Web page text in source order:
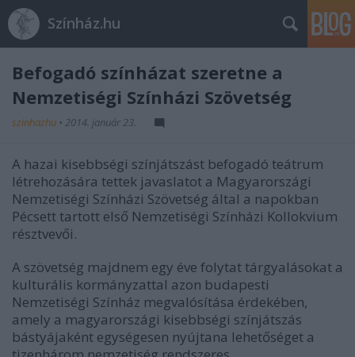
Színház.hu
Befogadó színházat szeretne a
Nemzetiségi Színházi Szövetség
szinhazhu • 2014. január 23.
A hazai kisebbségi színjátszást befogadó teátrum
létrehozására tettek javaslatot a Magyarországi
Nemzetiségi Színházi Szövetség által a napokban
Pécsett tartott első Nemzetiségi Színházi Kollokvium
résztvevői.
A szövetség majdnem egy éve folytat tárgyalásokat a
kulturális kormányzattal azon budapesti
Nemzetiségi Színház megvalósítása érdekében,
amely a magyarországi kisebbségi színjátszás
bástyájaként egységesen nyújtana lehetőséget a